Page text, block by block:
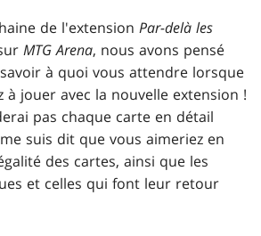
de l'extensionPar-delà les
MTG Arena, nous avons pensé
à quoi vous attendre lorsque
à jouer avec la nouvelle extension !
pas chaque carte en détail
suis dit que vous aimeriez en
des cartes, ainsi que les
et celles qui font leur retour